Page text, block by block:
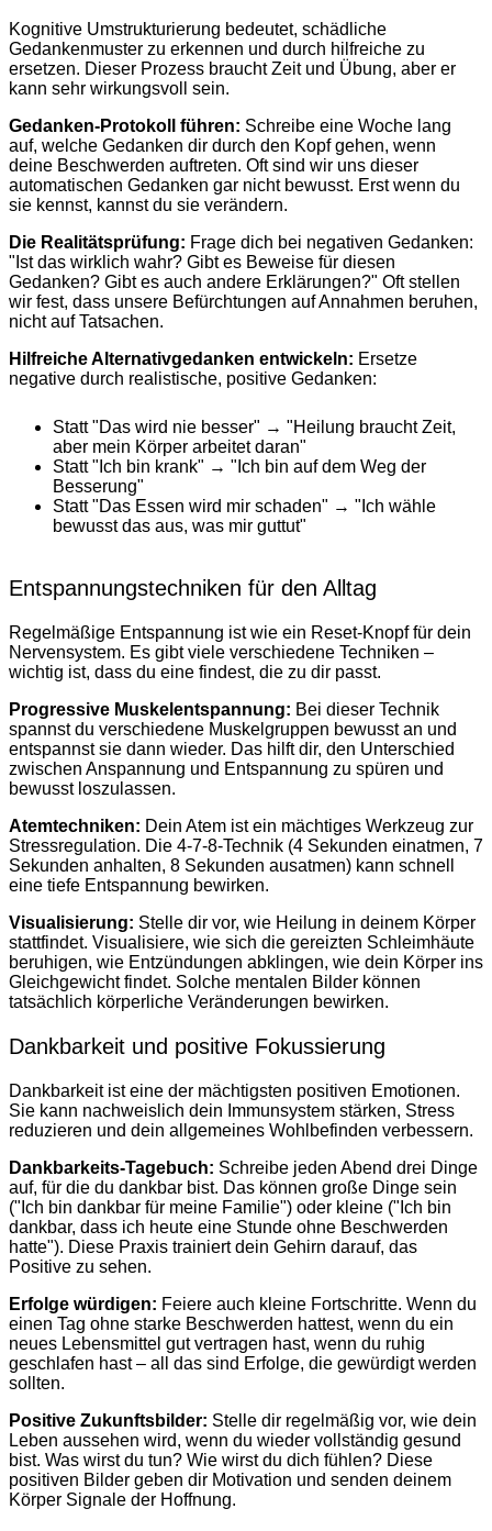
Kognitive Umstrukturierung bedeutet, schädliche
Gedankenmuster zu erkennen und durch hilfreiche zu
ersetzen. Dieser Prozess braucht Zeit und Übung, aber er
kann sehr wirkungsvoll sein.
Gedanken-Protokoll führen: Schreibe eine Woche lang
auf, welche Gedanken dir durch den Kopf gehen, wenn
deine Beschwerden auftreten. Oft sind wir uns dieser
automatischen Gedanken gar nicht bewusst. Erst wenn du
sie kennst, kannst du sie verändern.
Die Realitätsprüfung: Frage dich bei negativen Gedanken:
"Ist das wirklich wahr? Gibt es Beweise für diesen
Gedanken? Gibt es auch andere Erklärungen?" Oft stellen
wir fest, dass unsere Befürchtungen auf Annahmen beruhen,
nicht auf Tatsachen.
Hilfreiche Alternativgedanken entwickeln: Ersetze
negative durch realistische, positive Gedanken:
Statt "Das wird nie besser" → "Heilung braucht Zeit,
aber mein Körper arbeitet daran"
Statt "Ich bin krank" → "Ich bin auf dem Weg der
Besserung"
Statt "Das Essen wird mir schaden" → "Ich wähle
bewusst das aus, was mir guttut"
Entspannungstechniken für den Alltag
Regelmäßige Entspannung ist wie ein Reset-Knopf für dein
Nervensystem. Es gibt viele verschiedene Techniken –
wichtig ist, dass du eine findest, die zu dir passt.
Progressive Muskelentspannung: Bei dieser Technik
spannst du verschiedene Muskelgruppen bewusst an und
entspannst sie dann wieder. Das hilft dir, den Unterschied
zwischen Anspannung und Entspannung zu spüren und
bewusst loszulassen.
Atemtechniken: Dein Atem ist ein mächtiges Werkzeug zur
Stressregulation. Die 4-7-8-Technik (4 Sekunden einatmen, 7
Sekunden anhalten, 8 Sekunden ausatmen) kann schnell
eine tiefe Entspannung bewirken.
Visualisierung: Stelle dir vor, wie Heilung in deinem Körper
stattfindet. Visualisiere, wie sich die gereizten Schleimhäute
beruhigen, wie Entzündungen abklingen, wie dein Körper ins
Gleichgewicht findet. Solche mentalen Bilder können
tatsächlich körperliche Veränderungen bewirken.
Dankbarkeit und positive Fokussierung
Dankbarkeit ist eine der mächtigsten positiven Emotionen.
Sie kann nachweislich dein Immunsystem stärken, Stress
reduzieren und dein allgemeines Wohlbefinden verbessern.
Dankbarkeits-Tagebuch: Schreibe jeden Abend drei Dinge
auf, für die du dankbar bist. Das können große Dinge sein
("Ich bin dankbar für meine Familie") oder kleine ("Ich bin
dankbar, dass ich heute eine Stunde ohne Beschwerden
hatte"). Diese Praxis trainiert dein Gehirn darauf, das
Positive zu sehen.
Erfolge würdigen: Feiere auch kleine Fortschritte. Wenn du
einen Tag ohne starke Beschwerden hattest, wenn du ein
neues Lebensmittel gut vertragen hast, wenn du ruhig
geschlafen hast – all das sind Erfolge, die gewürdigt werden
sollten.
Positive Zukunftsbilder: Stelle dir regelmäßig vor, wie dein
Leben aussehen wird, wenn du wieder vollständig gesund
bist. Was wirst du tun? Wie wirst du dich fühlen? Diese
positiven Bilder geben dir Motivation und senden deinem
Körper Signale der Hoffnung.